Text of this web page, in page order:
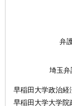
弁
埼玉弁
早稲田大学政治経
早稲田大学大学院